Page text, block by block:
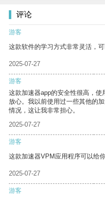
评论
游客
这款软件的学习方式非常灵活，
2025-07-27
游客
这款加速器app的安全性很高，
放心。我以前使用过一些其他的
情况，这让我非常担心。
2025-07-27
游客
这款加速器VPM应用程序可以给
2025-07-27
游客